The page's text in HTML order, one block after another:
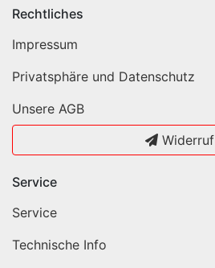
Rechtliches
Impressum
Privatsphäre und Datenschutz
Unsere AGB
Widerruf
Service
Service
Technische Info